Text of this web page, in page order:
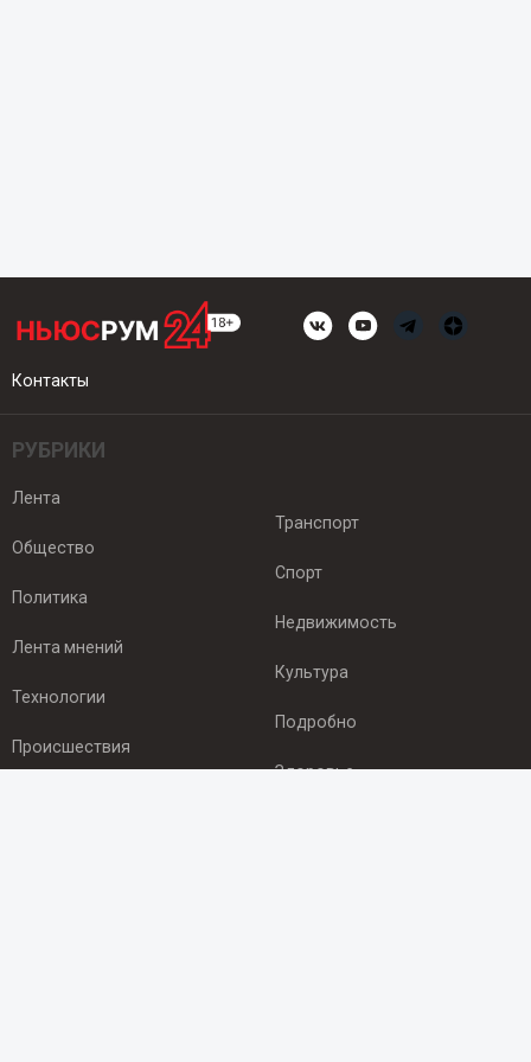
Контакты
РУБРИКИ
Лента
Общество
Политика
Лента мнений
Технологии
Происшествия
Транспорт
Спорт
Недвижимость
Культура
Подробно
Здоровье